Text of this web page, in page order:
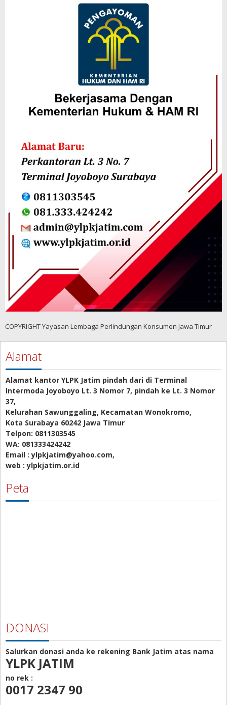
COPYRIGHT Yayasan Lembaga Perlindungan Konsumen Jawa Timur
Alamat
Alamat kantor YLPK Jatim pindah dari di Terminal
Intermoda Joyoboyo Lt. 3 Nomor 7, pindah ke Lt. 3 Nomor
37,
Kelurahan Sawunggaling, Kecamatan Wonokromo,
Kota Surabaya 60242 Jawa Timur
Telpon: 0811303545
WA: 081333424242
Email : ylpkjatim@yahoo.com,
web : ylpkjatim.or.id
Peta
DONASI
Salurkan donasi anda ke rekening Bank Jatim atas nama
YLPK JATIM
no rek :
0017 2347 90